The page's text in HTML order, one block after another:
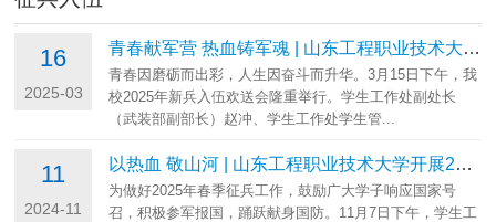
16
2025-03
青春献军营 热血铸军魂 | 山东工程职业技术大学欢送2025年春季新兵入伍
青春因磨砺而出彩，人生因奋斗而升华。3月15日下午，我
校2025年新兵入伍欢送会隆重举行。学生工作处副处长
（武装部副部长）赵冲、学生工作处学生管...
11
2024-11
以热血 敬山河 | 山东工程职业技术大学开展2025年春季征兵咨询会暨初检...
为做好2025年春季征兵工作，鼓励广大学子响应国家号
召，积极参军报国，踊跃献身国防。11月7日下午，学生工